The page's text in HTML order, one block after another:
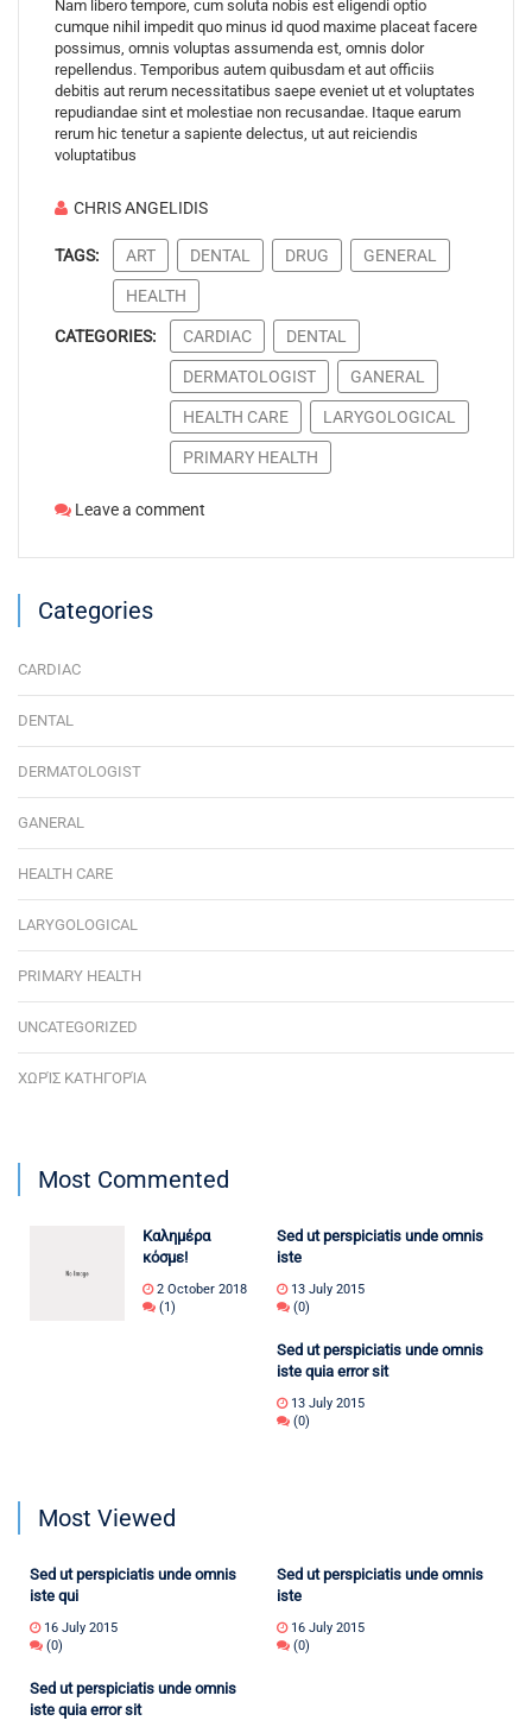
Nam libero tempore, cum soluta nobis est eligendi optio
cumque nihil impedit quo minus id quod maxime placeat facere
possimus, omnis voluptas assumenda est, omnis dolor
repellendus. Temporibus autem quibusdam et aut officiis
debitis aut rerum necessitatibus saepe eveniet ut et voluptates
repudiandae sint et molestiae non recusandae. Itaque earum
rerum hic tenetur a sapiente delectus, ut aut reiciendis
voluptatibus
CHRIS ANGELIDIS
TAGS: ART DENTAL DRUG GENERAL
HEALTH
CATEGORIES: CARDIAC DENTAL
DERMATOLOGIST GANERAL
HEALTH CARE LARYGOLOGICAL
PRIMARY HEALTH
Leave a comment
Categories
CARDIAC
DENTAL
DERMATOLOGIST
GANERAL
HEALTH CARE
LARYGOLOGICAL
PRIMARY HEALTH
UNCATEGORIZED
ΧΩΡΊΣ ΚΑΤΗΓΟΡΊΑ
Most Commented
Καλημέρα
κόσμε!
2 October 2018
(1)
Sed ut perspiciatis unde omnis
iste
13 July 2015
(0)
Sed ut perspiciatis unde omnis
iste quia error sit
13 July 2015
(0)
Most Viewed
Sed ut perspiciatis unde omnis
iste qui
16 July 2015
(0)
Sed ut perspiciatis unde omnis
iste
16 July 2015
(0)
Sed ut perspiciatis unde omnis
iste quia error sit